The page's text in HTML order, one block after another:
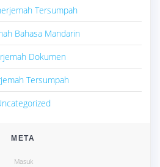
Tersumpah
Bahasa Mandarin
Dokumen
Tersumpah
META
Masuk